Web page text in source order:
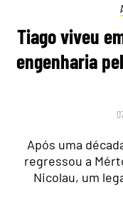
Tiago viveu
engenharia
Após uma
regressou a
Nicolau, um